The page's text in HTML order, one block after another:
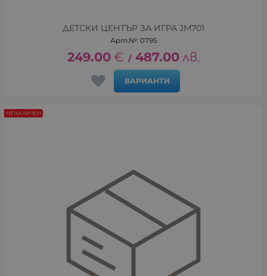
ДЕТСКИ ЦЕНТЪР ЗА ИГРА JM701
Арт.№: 0795
249.00 € / 487.00 лв.
ВАРИАНТИ
НЕНАЛИЧЕН